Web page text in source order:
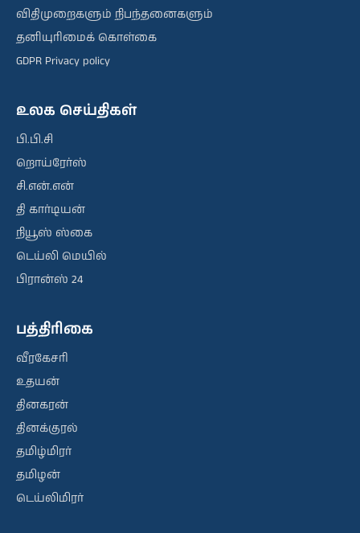
விதிமுறைகளும் நிபந்தனைகளும்
தனியுரிமைக் கொள்கை
GDPR Privacy policy
உலக செய்திகள்
பி.பி.சி
றொய்ரேர்ஸ்
சி.என்.என்
தி கார்டியன்
நியூஸ் ஸ்கை
டெய்லி மெயில்
பிரான்ஸ் 24
பத்திரிகை
வீரகேசரி
உதயன்
தினகரன்
தினக்குரல்
தமிழ்மிரர்
தமிழன்
டெய்லிமிரர்